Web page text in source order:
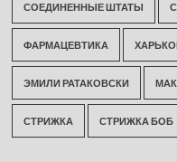
СОЕДИНЕННЫЕ ШТАТЫ
ФАРМАЦЕВТИКА
ЭМИЛИ РАТАКОВСКИ
СТРИЖКА СТРИЖКА БОБ